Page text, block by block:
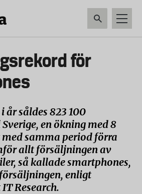
för
år såldes 823 100
en ökning med 8
samma period förra
allt försäljningen av
så kallade smartphones,
enligt
Research.